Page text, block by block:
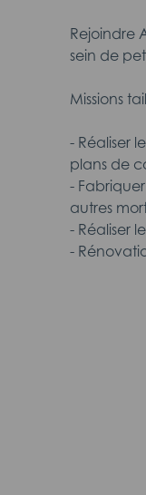
Rejoindre
sein de
Missions
- Réaliser
plans de
-
autres
- Réaliser
-